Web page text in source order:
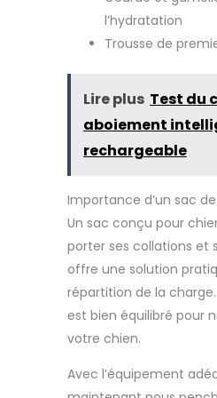
notre laisse
attachés à
vous puissiez
téléphone
pouvez partir
chien en tout
inquiétez
accompagnés
l’hydratation
Trousse de
Lire plus Test du
aboiement
rechargeable
Importance d’un sac
Un sac conçu pour
porter ses collations et
offre une solution
répartition de la
est bien équilibré pour
votre chien.
Avec l’équipement